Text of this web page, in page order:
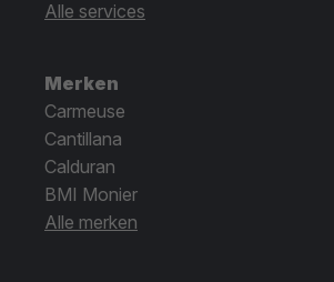
Alle services
Merken
Carmeuse
Cantillana
Calduran
BMI Monier
Alle merken